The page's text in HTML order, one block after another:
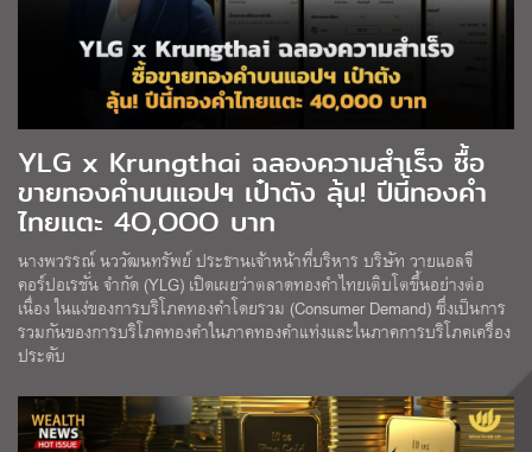
YLG x Krungthai ฉลองความสำเร็จ ซื้อ
ขายทองคำบนแอปฯ เป๋าตัง ลุ้น! ปีนี้ทองคำ
ไทยแตะ 4O,OOO บาท
นางพวรรณ์ นววัฒนทรัพย์ ประธานเจ้าหน้าที่บริหาร บริษัท วายแอลจี
คอร์ปอเรชั่น จำกัด (YLG) เปิดเผยว่าตลาดทองคำไทยเติบโตขึ้นอย่างต่อ
เนื่อง ในแง่ของการบริโภคทองคำโดยรวม (Consumer Demand) ซึ่งเป็นการ
รวมกันของการบริโภคทองคำในภาคทองคำแท่งและในภาคการบริโภคเครื่อง
ประดับ